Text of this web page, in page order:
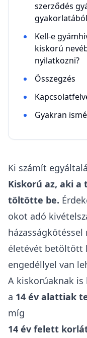
szerződés
gyakorlatából
Kell-e
kiskorú
nyilatkozni?
Összegzés
Gyakran
Ki számít
Kiskorú az, aki
töltötte be.
okot adó
életévét betöltött
engedéllyel van
A kiskorúaknak
a 14 év alattiak
míg
14 év felett